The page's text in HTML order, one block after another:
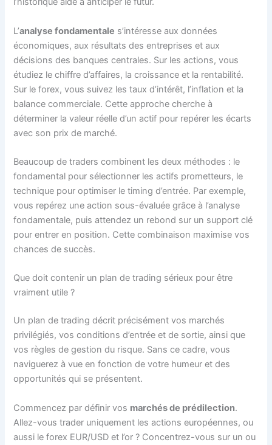
L’analyse fondamentale s’intéresse aux données
économiques, aux résultats des entreprises et aux
décisions des banques centrales. Sur les actions, vous
étudiez le chiffre d’affaires, la croissance et la rentabilité.
Sur le forex, vous suivez les taux d’intérêt, l’inflation et la
balance commerciale. Cette approche cherche à
déterminer la valeur réelle d’un actif pour repérer les écarts
avec son prix de marché.
Beaucoup de traders combinent les deux méthodes : le
fondamental pour sélectionner les actifs prometteurs, le
technique pour optimiser le timing d’entrée. Par exemple,
vous repérez une action sous-évaluée grâce à l’analyse
fondamentale, puis attendez un rebond sur un support clé
pour entrer en position. Cette combinaison maximise vos
chances de succès.
Que doit contenir un plan de trading sérieux pour être
vraiment utile ?
Un plan de trading décrit précisément vos marchés
privilégiés, vos conditions d’entrée et de sortie, ainsi que
vos règles de gestion du risque. Sans ce cadre, vous
naviguerez à vue en fonction de votre humeur et des
opportunités qui se présentent.
Commencez par définir vos marchés de prédilection.
Allez-vous trader uniquement les actions européennes, ou
aussi le forex EUR/USD et l’or ? Concentrez-vous sur un ou